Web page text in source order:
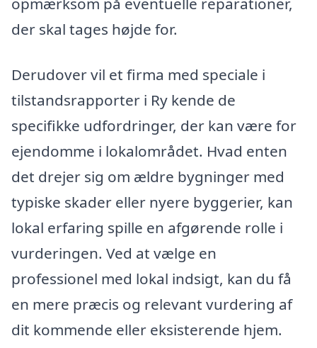
der skal tages højde for.
Derudover vil et firma med speciale i
tilstandsrapporter i Ry kende de
specifikke udfordringer, der kan være for
ejendomme i lokalområdet. Hvad enten
det drejer sig om ældre bygninger med
typiske skader eller nyere byggerier, kan
lokal erfaring spille en afgørende rolle i
vurderingen. Ved at vælge en
professionel med lokal indsigt, kan du få
en mere præcis og relevant vurdering af
dit kommende eller eksisterende hjem.